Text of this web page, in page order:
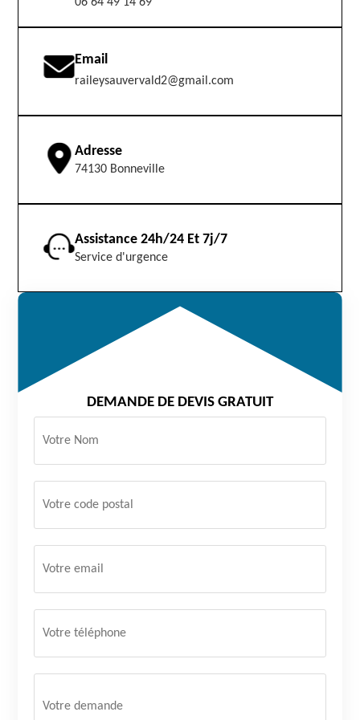
Email
raileysauvervald2@gmail.com
Adresse
74130 Bonneville
Assistance 24h/24 Et 7j/7
Service d'urgence
DEMANDE DE DEVIS GRATUIT